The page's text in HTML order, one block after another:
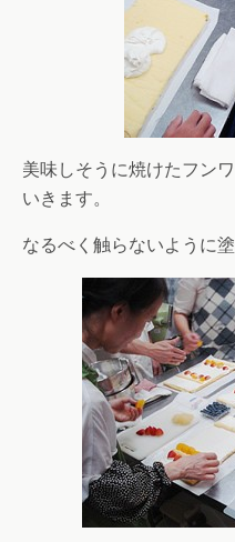
美味しそうに焼けたフン
いきます。
なるべく触らないように